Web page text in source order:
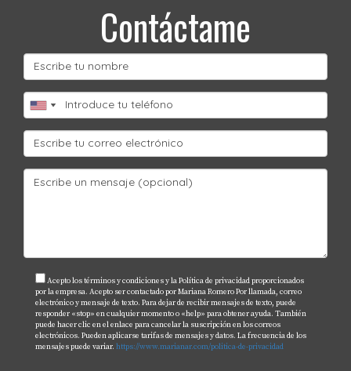
Contáctame
Acepto los términos y condiciones y la Política de privacidad proporcionados
por la empresa. Acepto ser contactado por Mariana Romero Por llamada, correo
electrónico y mensaje de texto. Para dejar de recibir mensajes de texto, puede
responder «stop» en cualquier momento o «help» para obtener ayuda. También
puede hacer clic en el enlace para cancelar la suscripción en los correos
electrónicos. Pueden aplicarse tarifas de mensajes y datos. La frecuencia de los
mensajes puede variar. https://www.marianar.com/politica-de-privacidad